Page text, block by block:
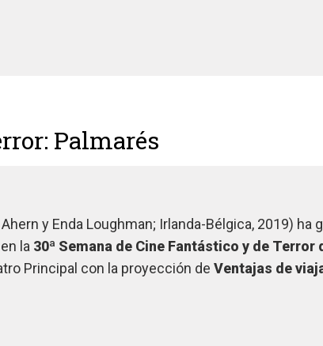
Palmarés
y Enda Loughman; Irlanda-Bélgica, 2019) ha
en la 30ª Semana de Cine Fantástico y de Terror
Principal con la proyección deVentajas de